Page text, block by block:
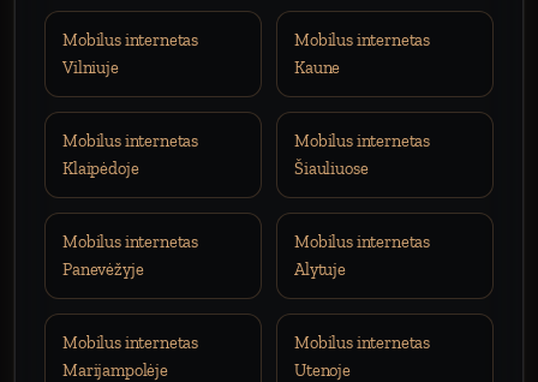
Mobilus internetas
Vilniuje
Mobilus internetas
Kaune
Mobilus internetas
Klaipėdoje
Mobilus internetas
Šiauliuose
Mobilus internetas
Panevėžyje
Mobilus internetas
Alytuje
Mobilus internetas
Marijampolėje
Mobilus internetas
Utenoje